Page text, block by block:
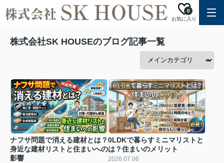
お気に入り
0
株式会社SK HOUSEのブログ記事一覧
ナフサ問題で消える建材とは？
身近な建材リストと住まいへの
影響
0LDKで暮らすミニマリストと
は？住まいのメリット
2026.07.06